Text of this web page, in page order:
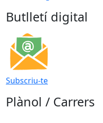
Butlletí digital
Subscriu-te
Plànol / Carrers